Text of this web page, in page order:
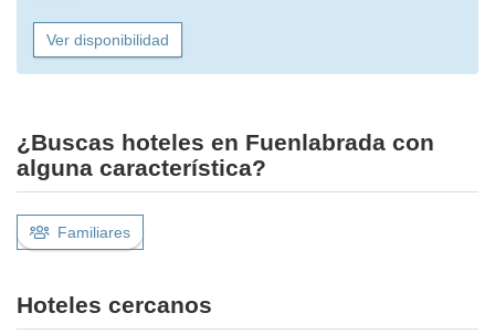
Ver disponibilidad
¿Buscas hoteles en Fuenlabrada con
alguna característica?
Familiares
Hoteles cercanos